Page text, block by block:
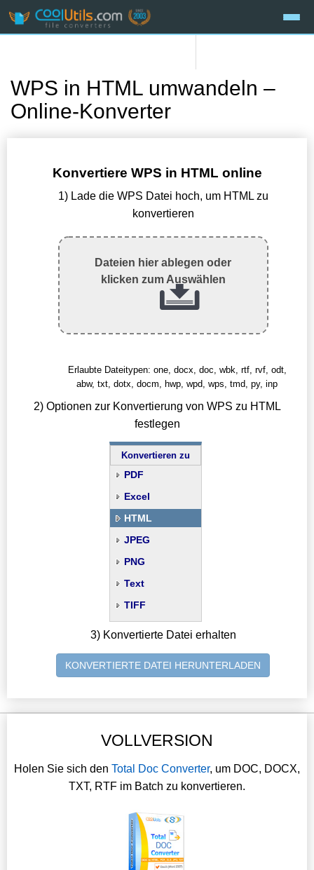
WPS in HTML umwandeln –
Online-Konverter
Konvertiere WPS in HTML online
1) Lade die WPS Datei hoch, um HTML zu
konvertieren
Dateien hier ablegen oder
klicken zum Auswählen
Erlaubte Dateitypen: one, docx, doc, wbk, rtf, rvf, odt,
abw, txt, dotx, docm, hwp, wpd, wps, tmd, py, inp
2) Optionen zur Konvertierung von WPS zu HTML
festlegen
Konvertieren zu
PDF
Excel
HTML
JPEG
PNG
Text
TIFF
3) Konvertierte Datei erhalten
KONVERTIERTE DATEI HERUNTERLADEN
VOLLVERSION
Holen Sie sich den Total Doc Converter, um DOC, DOCX,
TXT, RTF im Batch zu konvertieren.